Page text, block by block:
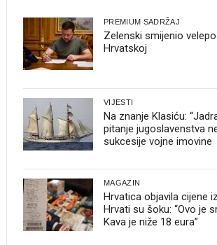
PREMIUM SADRŽAJ
Zelenski smijenio
Hrvatskoj
VIJESTI
Na znanje Klasiću:
pitanje jugoslavenstva
sukcesije vojne imovine
MAGAZIN
Hrvatica objavila cijene
Hrvati su šoku: “Ovo je
Kava je niže 18 eura”